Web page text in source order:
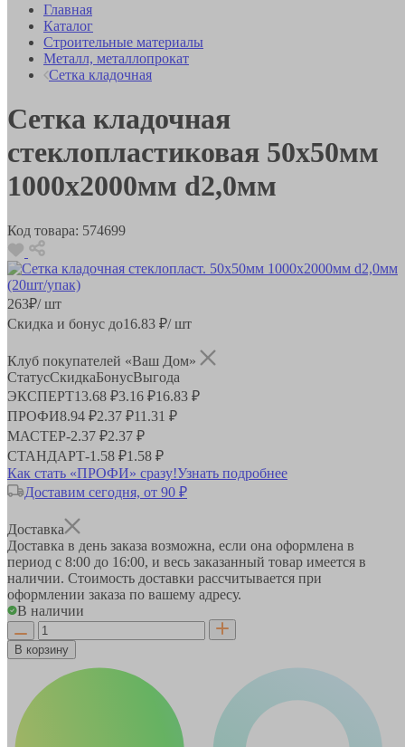
Главная
Каталог
Строительные материалы
Металл, металлопрокат
Сетка кладочная
Сетка кладочная
стеклопластиковая 50х50мм
1000х2000мм d2,0мм
Код товара: 574699
263₽/ шт
Скидка и бонус до16.83 ₽/ шт
Клуб покупателей «Ваш Дом»
СтатусСкидкаБонусВыгода
ЭКСПЕРТ13.68 ₽3.16 ₽16.83 ₽
ПРОФИ8.94 ₽2.37 ₽11.31 ₽
МАСТЕР-2.37 ₽2.37 ₽
СТАНДАРТ-1.58 ₽1.58 ₽
Как стать «ПРОФИ» сразу!Узнать подробнее
Доставим сегодня, от 90 ₽
Доставка
Доставка в день заказа возможна, если она оформлена в
период с 8:00 до 16:00, и весь заказанный товар имеется в
наличии. Стоимость доставки рассчитывается при
оформлении заказа по вашему адресу.
В наличии
В корзину